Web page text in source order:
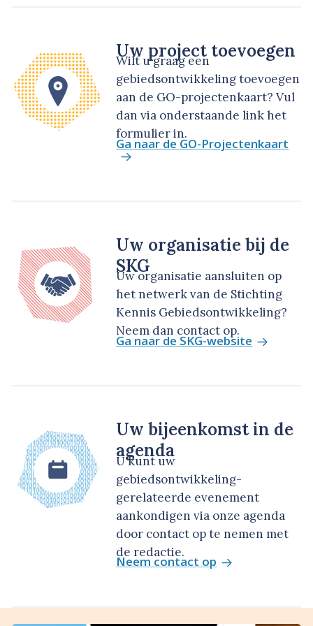
Uw project toevoegen
Wilt u graag een
gebiedsontwikkeling toevoegen
aan de GO-projectenkaart? Vul
dan via onderstaande link het
formulier in.
Ga naar de GO-Projectenkaart
Uw organisatie bij de
SKG
Uw organisatie aansluiten op
het netwerk van de Stichting
Kennis Gebiedsontwikkeling?
Neem dan contact op.
Ga naar de SKG-website
Uw bijeenkomst in de
agenda
U kunt uw
gebiedsontwikkeling-
gerelateerde evenement
aankondigen via onze agenda
door contact op te nemen met
de redactie.
Neem contact op